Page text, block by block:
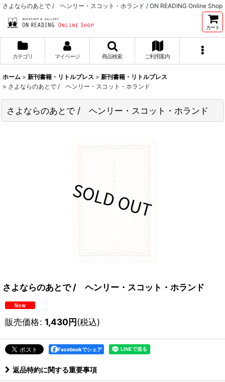
さよならのあとで / ヘンリー・スコット・ホランド / ON READING Online Shop
カート
カテゴリ マイページ 商品検索 ご利用案内
ホーム > 新刊書籍・リトルプレス > 新刊書籍・リトルプレス
> さよならのあとで / ヘンリー・スコット・ホランド
さよならのあとで / ヘンリー・スコット・ホランド
さよならのあとで / ヘンリー・スコット・ホランド
販売価格: 1,430円(税込)
Facebookでシェア
返品特約に関する重要事項